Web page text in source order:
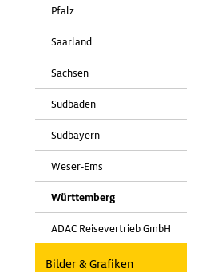
Pfalz
Saarland
Sachsen
Südbaden
Südbayern
Weser-Ems
Württemberg
ADAC Reisevertrieb GmbH
Bilder & Grafiken